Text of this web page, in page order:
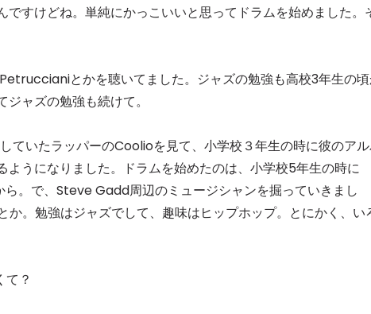
ですけどね。単純にかっこいいと思ってドラムを始めました。
とかを聴いてました。ジャズの勉強も高校3年生の
ャズの勉強も続けて。
ていたラッパーのCoolioを見て、小学校３年生の時に彼のア
ようになりました。ドラムを始めたのは、小学校5年生の時に
。で、Steve Gadd周辺のミュージシャンを掘っていきまし
。勉強はジャズでして、趣味はヒップホップ。とにかく、い
？